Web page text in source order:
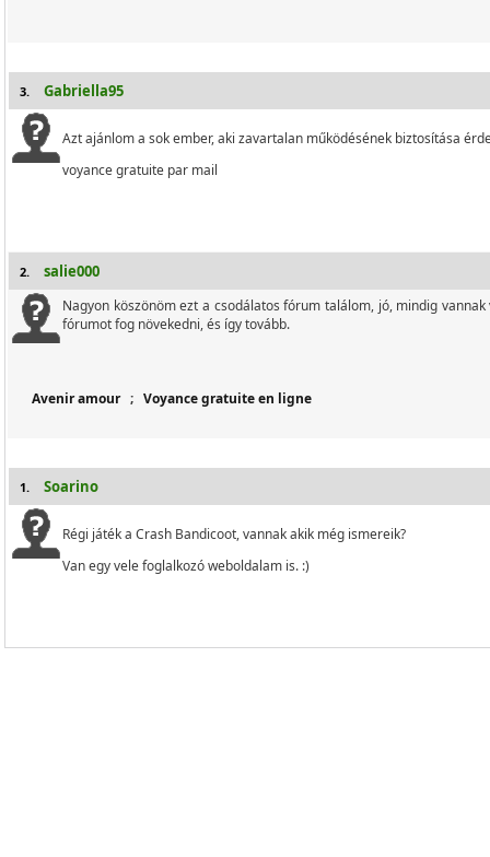
3. Gabriella95
Azt ajánlom a sok ember, aki zavartalan működésének biztosítása
voyance gratuite par mail
2. salie000
Nagyon köszönöm ezt a csodálatos fórum találom, jó, mindig
fórumot fog növekedni, és így tovább.
Avenir amour; Voyance gratuite en ligne
1. Soarino
Régi játék a Crash Bandicoot, vannak akik még ismereik?
Van egy vele foglalkozó weboldalam is. :)